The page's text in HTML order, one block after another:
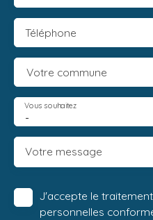
Téléphone
Votre commune
-
Vous souhaitez
Votre message
J'accepte le
personnelles